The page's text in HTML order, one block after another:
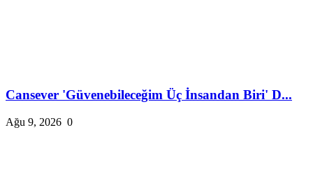
Cansever 'Güvenebileceğim Üç İnsandan Biri' D...
Ağu 9, 2026 0